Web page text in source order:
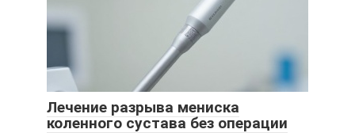
Лечение разрыва мениска
коленного сустава без операции